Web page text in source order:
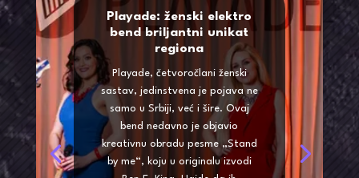
Playade: ženski elektro
bend briljantni unikat
regiona
Playade, četvoročlani ženski
sastav, jedinstvena je pojava ne
samo u Srbiji, već i šire. Ovaj
bend nedavno je objavio
kreativnu obradu pesme „Stand
by me“, koju u originalu izvodi